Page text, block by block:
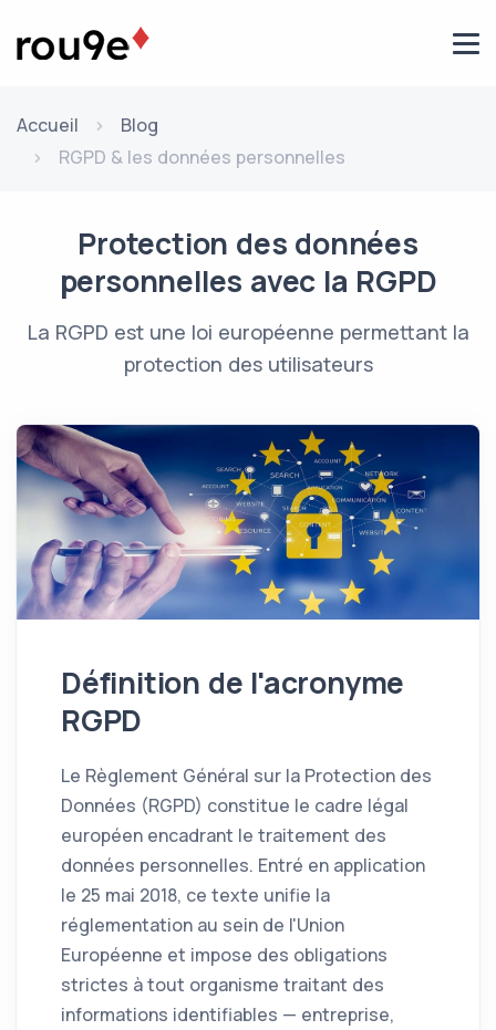
Accueil
Blog
RGPD & les données personnelles
Protection des données
personnelles avec la RGPD
La RGPD est une loi européenne permettant la
protection des utilisateurs
Définition de l'acronyme
RGPD
Le Règlement Général sur la Protection des
Données (RGPD) constitue le cadre légal
européen encadrant le traitement des
données personnelles. Entré en application
le 25 mai 2018, ce texte unifie la
réglementation au sein de l'Union
Européenne et impose des obligations
strictes à tout organisme traitant des
informations identifiables — entreprise,